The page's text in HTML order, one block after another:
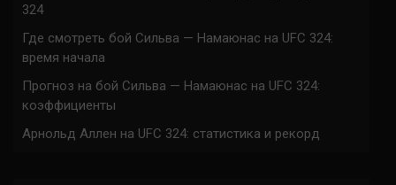
324
Где смотреть бой Сильва — Намаюнас на UFC 324:
время начала
Прогноз на бой Сильва — Намаюнас на UFC 324:
коэффициенты
Арнольд Аллен на UFC 324: статистика и рекорд